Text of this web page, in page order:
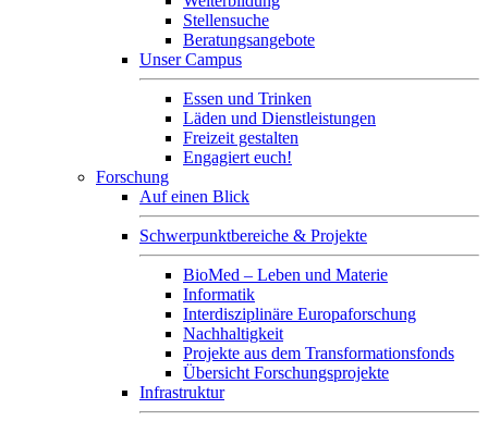
Stellensuche
Beratungsangebote
Unser Campus
Essen und Trinken
Läden und Dienstleistungen
Freizeit gestalten
Engagiert euch!
Forschung
Auf einen Blick
Schwerpunktbereiche & Projekte
BioMed – Leben und Materie
Informatik
Interdisziplinäre Europaforschung
Nachhaltigkeit
Projekte aus dem Transformationsfonds
Übersicht Forschungsprojekte
Infrastruktur